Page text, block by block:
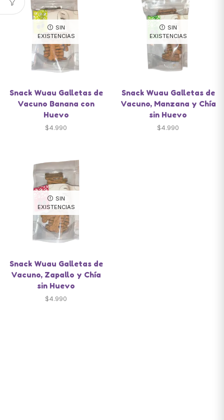
SIN
EXISTENCIAS
Snack Wuau Galletas de
Vacuno Banana con
Huevo
$4.990
SIN
EXISTENCIAS
Snack Wuau Galletas de
Vacuno, Manzana y Chía
sin Huevo
$4.990
SIN
EXISTENCIAS
Snack Wuau Galletas de
Vacuno, Zapallo y Chía
sin Huevo
$4.990